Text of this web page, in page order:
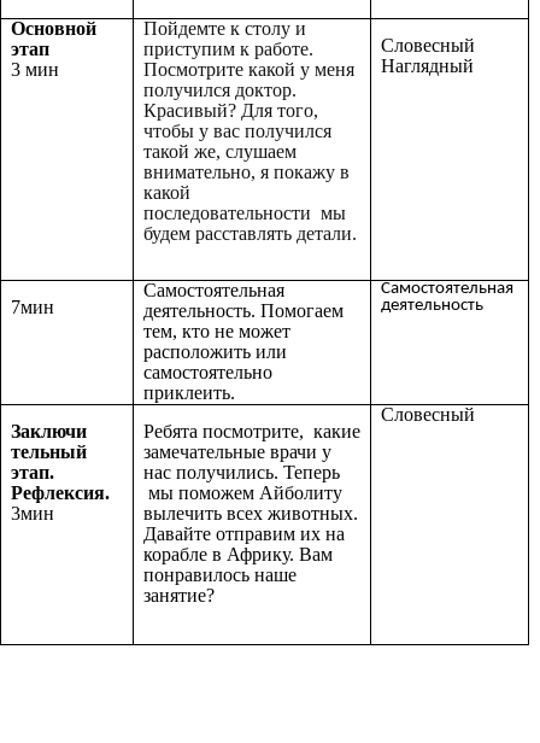
Основной
этап
3 мин
Пойдемте к столу и
приступим к работе.
Посмотрите какой у меня
получился доктор.
Красивый? Для того,
чтобы у вас получился
такой же, слушаем
внимательно, я покажу в
какой
последовательности мы
будем расставлять детали.
Словесный
Наглядный
7мин
Самостоятельная
деятельность. Помогаем
тем, кто не может
расположить или
самостоятельно
приклеить.
Самостоятельная
деятельность
Заключи
тельный
этап.
Рефлексия.
3мин
Ребята посмотрите, какие
замечательные врачи у
нас получились. Теперь
мы поможем Айболиту
вылечить всех животных.
Давайте отправим их на
корабле в Африку. Вам
понравилось наше
занятие?
Словесный